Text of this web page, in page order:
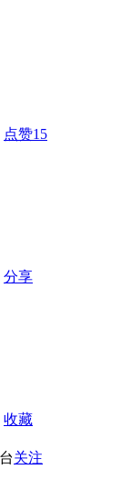
点赞15
分享
收藏
关注